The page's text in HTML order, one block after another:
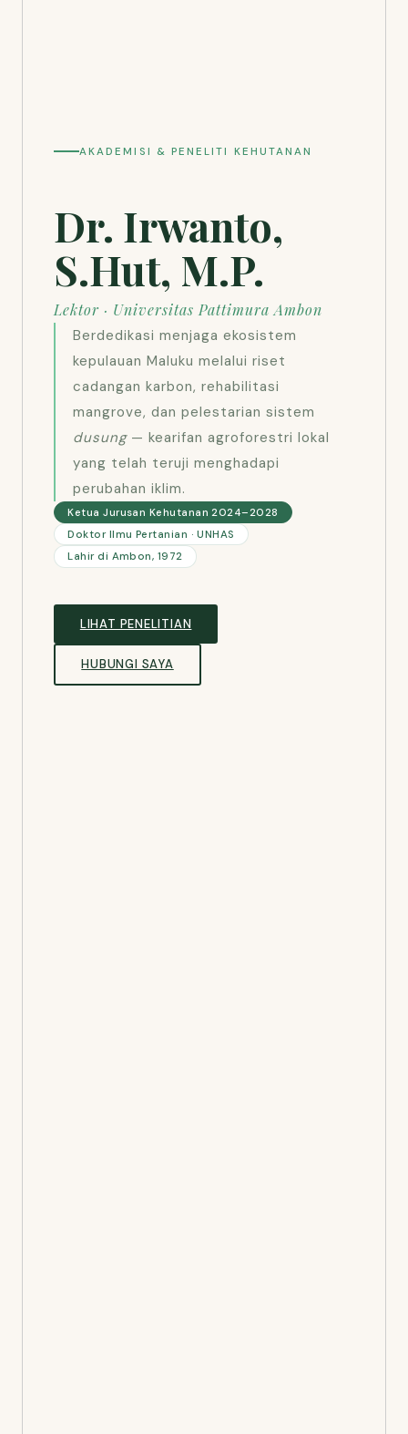
AKADEMISI & PENELITI KEHUTANAN
Dr. Irwanto,
S.Hut, M.P.
Lektor · Universitas Pattimura Ambon
Berdedikasi menjaga ekosistem
kepulauan Maluku melalui riset
cadangan karbon, rehabilitasi
mangrove, dan pelestarian sistem
dusung— kearifan agroforestri lokal
yang telah teruji menghadapi
perubahan iklim.
Ketua Jurusan Kehutanan 2024–2028
Doktor Ilmu Pertanian · UNHAS
Lahir di Ambon, 1972
LIHAT PENELITIAN
HUBUNGI SAYA